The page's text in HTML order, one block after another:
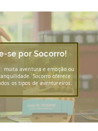
muita aventura e emoção ou
Socorro oferece
os tipos de aventureiros.
se por Socorro!